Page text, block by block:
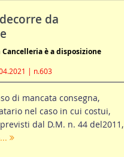
da
è a disposizione
| n.603
di mancata consegna,
nel caso in cui costui,
dal D.M. n. 44 del2011,